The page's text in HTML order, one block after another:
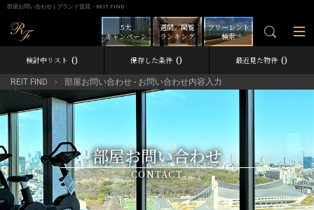
部屋お問い合わせ | ブランド賃貸－REIT FIND
フリーレント
検索
週間／閲覧
ランキング
5大
キャンペーン
検討中リスト 0 保存した条件 0 最近見た物件 0
REIT FIND 部屋お問い合わせ - お問い合わせ内容入力
部屋お問い合わせ
CONTACT